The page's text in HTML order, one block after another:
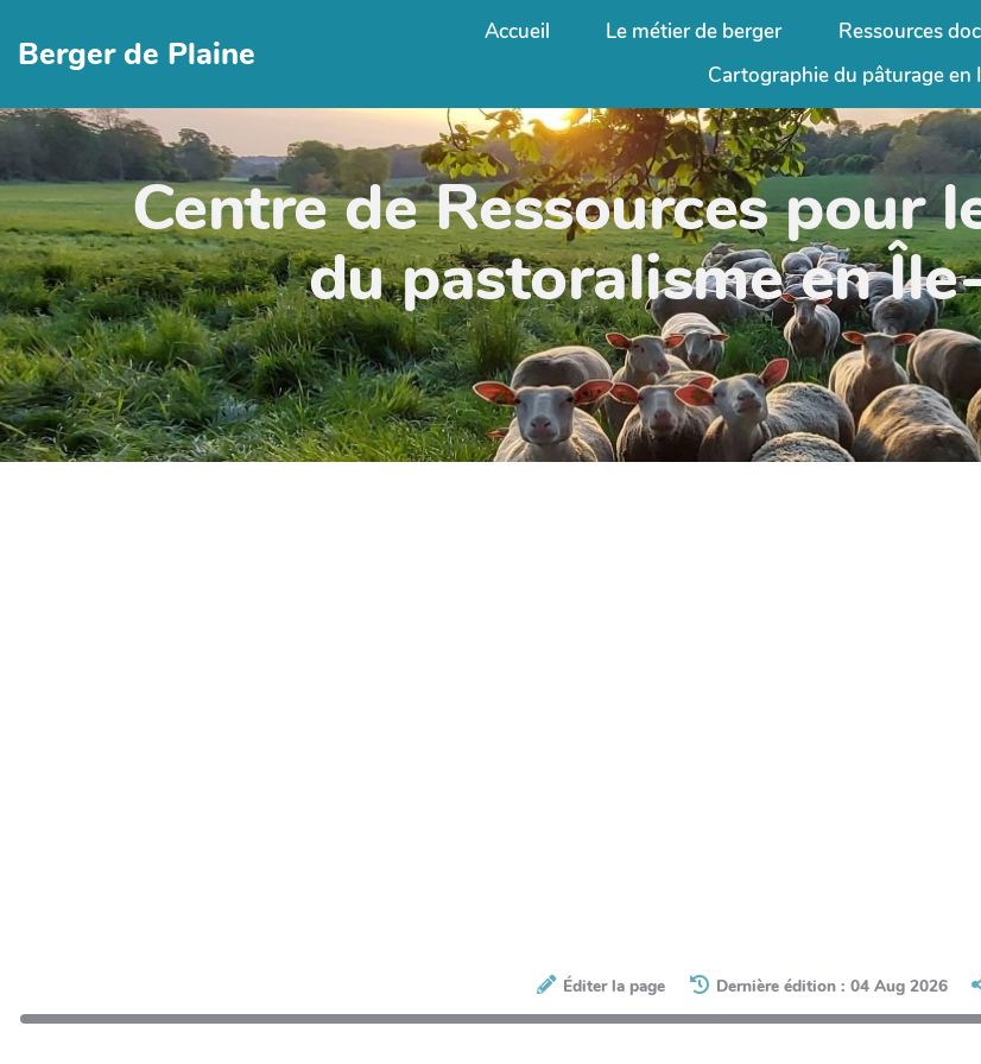
Berger de Plaine
Accueil Le métier de berger Ressources
Cartographie du pâturage en
Centre de Ressources pour
du pastoralisme en
Éditer la page Dernière édition : 04 Aug 2026